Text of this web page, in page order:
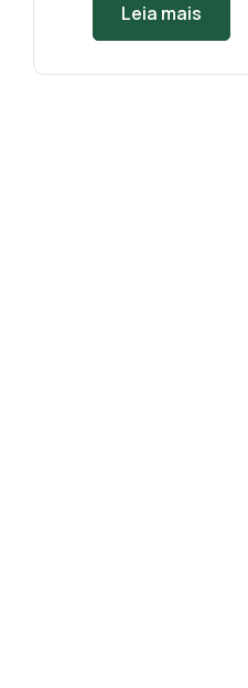
Leia mais